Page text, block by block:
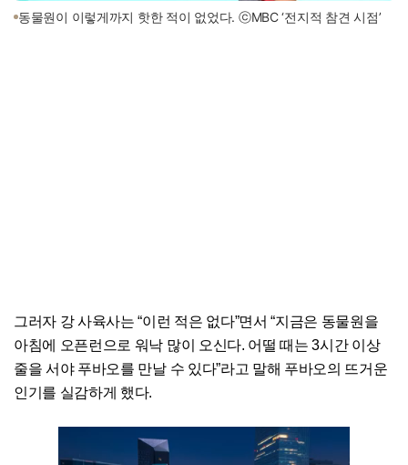
동물원이 이렇게까지 핫한 적이 없었다. ⓒMBC ‘전지적 참견 시점’
그러자 강 사육사는 “이런 적은 없다”면서 “지금은 동물원을
아침에 오픈런으로 워낙 많이 오신다. 어떨 때는 3시간 이상
줄을 서야 푸바오를 만날 수 있다”라고 말해 푸바오의 뜨거운
인기를 실감하게 했다.